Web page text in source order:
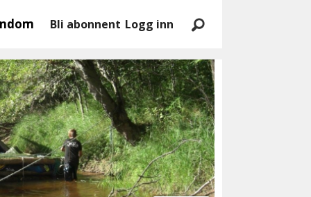
Bli abonnent Logg inn